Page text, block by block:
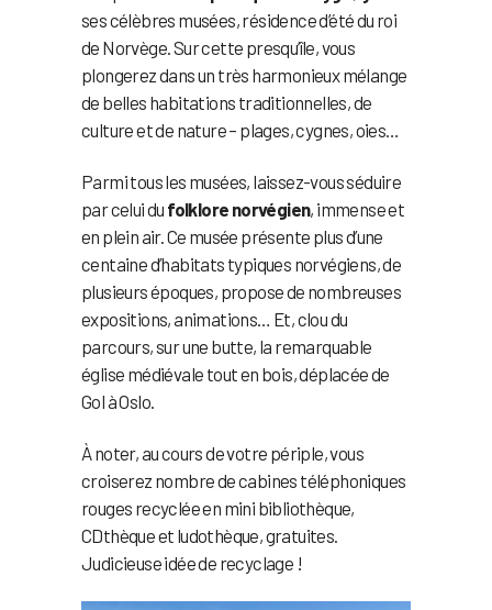
ses célèbres musées, résidence d’été du roi
de Norvège. Sur cette presqu’île, vous
plongerez dans un très harmonieux mélange
de belles habitations traditionnelles, de
culture et de nature – plages, cygnes, oies…
Parmi tous les musées, laissez-vous séduire
par celui du folklore norvégien, immense et
en plein air. Ce musée présente plus d’une
centaine d’habitats typiques norvégiens, de
plusieurs époques, propose de nombreuses
expositions, animations… Et, clou du
parcours, sur une butte, la remarquable
église médiévale tout en bois, déplacée de
Gol à Oslo.
À noter, au cours de votre périple, vous
croiserez nombre de cabines téléphoniques
rouges recyclée en mini bibliothèque,
CDthèque et ludothèque, gratuites.
Judicieuse idée de recyclage !